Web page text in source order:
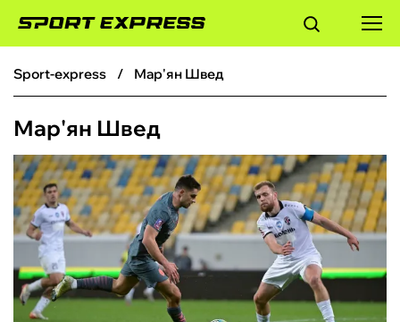
ФУТБОЛ
БАСКЕТБОЛ
БОКС
ХОКЕЙ
ТЕНІС
sport-express Мар'ян Швед
Мар'ян Швед